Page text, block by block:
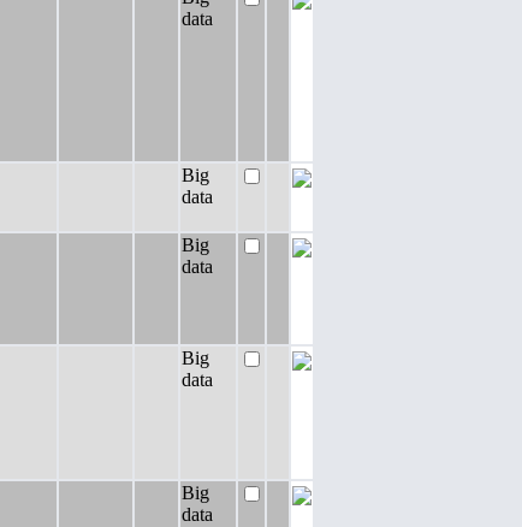
data
Big
data
Big
data
Big
data
Big
data